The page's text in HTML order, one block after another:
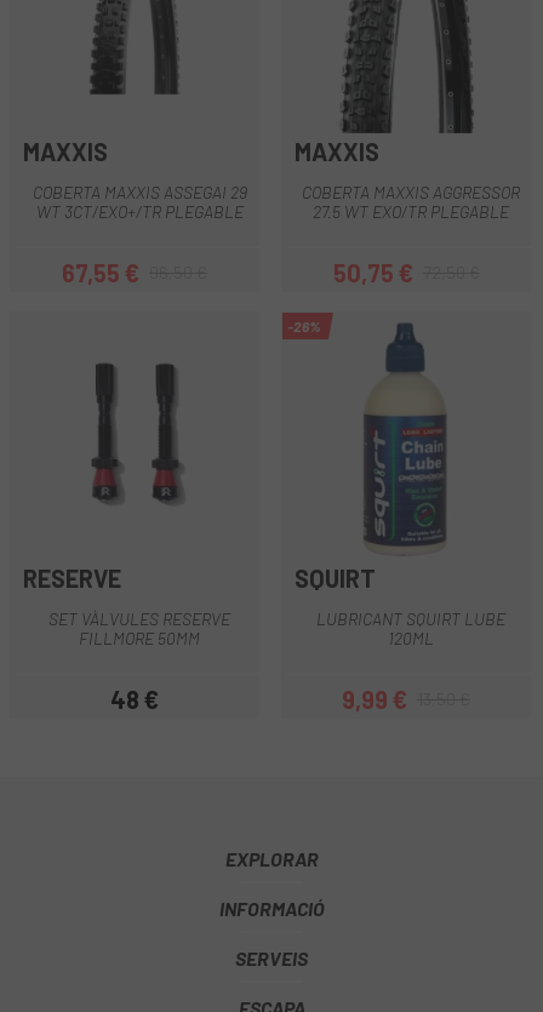
MAXXIS
COBERTA MAXXIS ASSEGAI 29
WT 3CT/EXO+/TR PLEGABLE
Preu
67,55 €Preu regular
MAXXIS
COBERTA MAXXIS AGGRESSOR
27.5 WT EXO/TR PLEGABLE
Preu
50,75 €Preu regular
RESERVE
SET VÀLVULES RESERVE
FILLMORE 50MM
Preu
48 €
-26%
SQUIRT
LUBRICANT SQUIRT LUBE
120ML
Preu
9,99 €Preu regular
EXPLORAR
INFORMACIÓ
SERVEIS